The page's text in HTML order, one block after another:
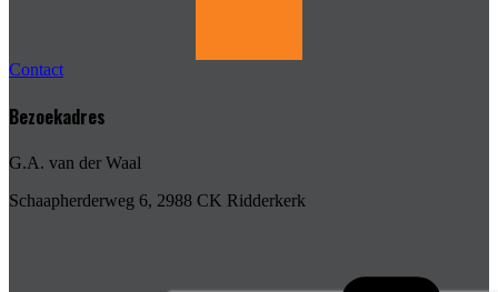
Contact
Bezoekadres
G.A. van der Waal
Schaapherderweg 6, 2988 CK Ridderkerk